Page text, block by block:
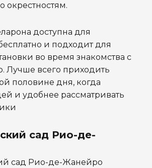
окрестностям.
доступна для
и подходит для
во время знакомства с
Лучше всего приходить
половине дня, когда
и удобнее рассматривать
сад Рио-де-
сад Рио-де-Жанейро